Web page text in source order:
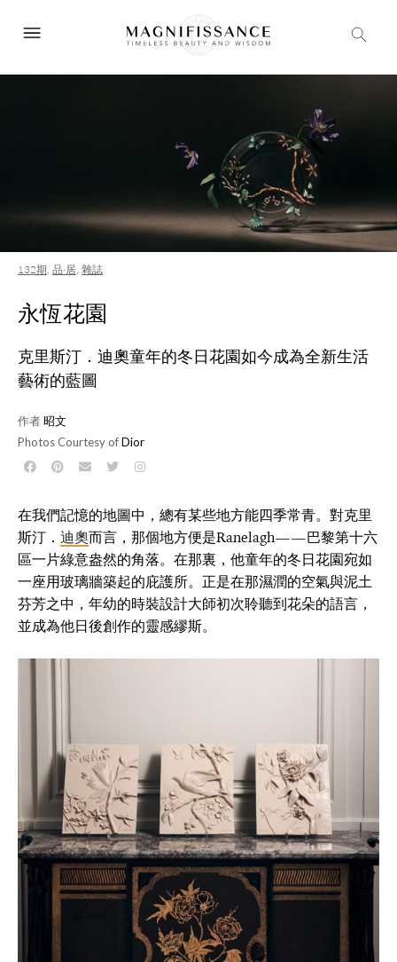
132期, 品·居, 雜誌
永恆花園
克里斯汀．迪奧童年的冬日花園如今成為全新生活
藝術的藍圖
作者昭文
Photos Courtesy ofDior
在我們記憶的地圖中，總有某些地方能四季常青。對克里
斯汀． 迪奧而言，那個地方便是Ranelagh——巴黎第十六
區一片綠意盎然的角落。在那裏，他童年的冬日花園宛如
一座用玻璃牆築起的庇護所。正是在那濕潤的空氣與泥土
芬芳之中，年幼的時裝設計大師初次聆聽到花朵的語言，
並成為他日後創作的靈感繆斯。